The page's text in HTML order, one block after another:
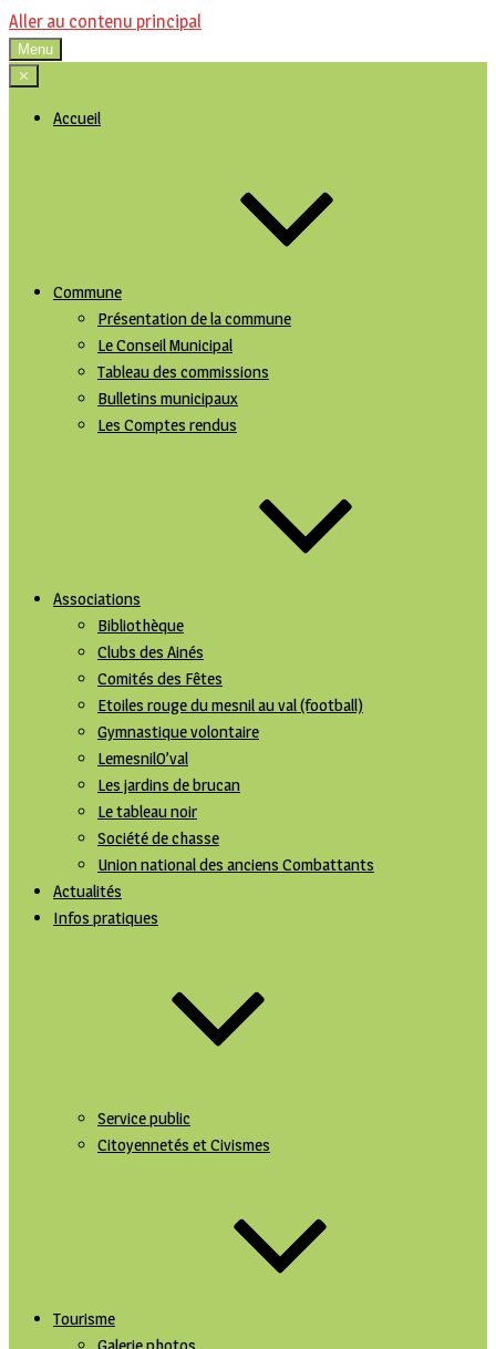
Aller au contenu principal
Menu
⨯
Accueil
Commune
Présentation de la commune
Le Conseil Municipal
Tableau des commissions
Bulletins municipaux
Les Comptes rendus
Associations
Bibliothèque
Clubs des Ainés
Comités des Fêtes
Etoiles rouge du mesnil au val (football)
Gymnastique volontaire
LemesnilO’val
Les jardins de brucan
Le tableau noir
Société de chasse
Union national des anciens Combattants
Actualités
Infos pratiques
Service public
Citoyennetés et Civismes
Tourisme